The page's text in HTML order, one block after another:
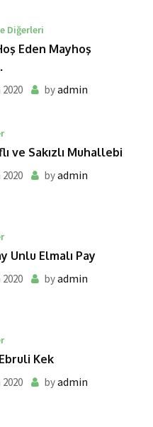
Diğerleri
Eden Mayhoş
byadmin
ve Sakızlı Muhallebi
byadmin
Unlu Elmalı Pay
byadmin
Kek
byadmin